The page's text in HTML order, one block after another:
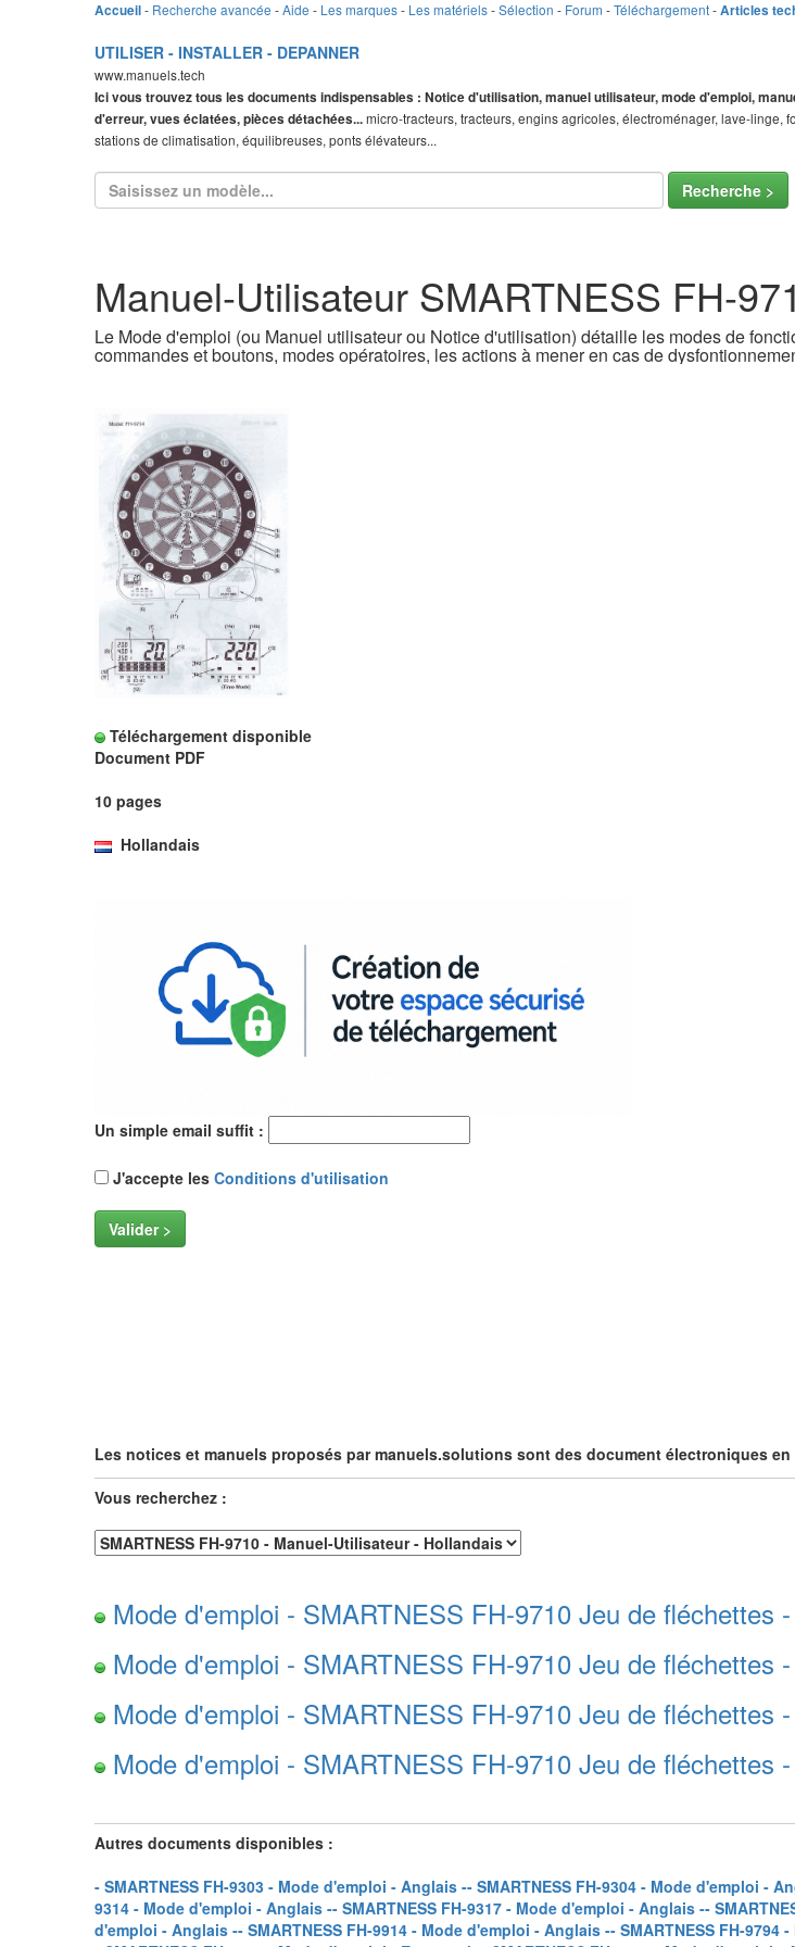
Accueil- Recherche avancée -Aide - Les marques- Les matériels-Sélection - Forum -Téléchargement-Articles
UTILISER - INSTALLER - DEPANNER
www.manuels.tech
Ici vous trouvez tous les documents indispensables : Notice d'utilisation, manuel utilisateur, mode d'emploi,
d'erreur, vues éclatées, pièces détachées...micro-tracteurs, tracteurs, engins agricoles, électroménager, lave-
stations de climatisation, équilibreuses, ponts élévateurs...
Recherche >
Manuel-Utilisateur SMARTNESS FH-
Le Mode d'emploi (ou Manuel utilisateur ou Notice d'utilisation) détaille les modes de
commandes et boutons, modes opératoires, les actions à mener en cas de
Téléchargement disponible
Document PDF
10 pages
Hollandais
Un simple email suffit :
J'accepte les Conditions d'utilisation
Valider >
Les notices et manuels proposés par manuels.solutions sont des document électroniques
Vous recherchez :
Mode d'emploi - SMARTNESS FH-9710 Jeu de fléchettes
Mode d'emploi - SMARTNESS FH-9710 Jeu de fléchettes
Mode d'emploi - SMARTNESS FH-9710 Jeu de fléchettes
Mode d'emploi - SMARTNESS FH-9710 Jeu de fléchettes
Autres documents disponibles :
- SMARTNESS FH-9303 - Mode d'emploi - Anglais -- SMARTNESS FH-9304 - Mode d'emploi -
9314 - Mode d'emploi - Anglais -- SMARTNESS FH-9317 - Mode d'emploi - Anglais --
d'emploi - Anglais -- SMARTNESS FH-9914 - Mode d'emploi - Anglais -- SMARTNESS FH-9794